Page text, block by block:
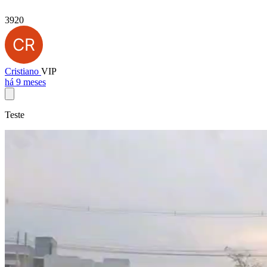
3920
Cristiano VIP
há 9 meses
Teste